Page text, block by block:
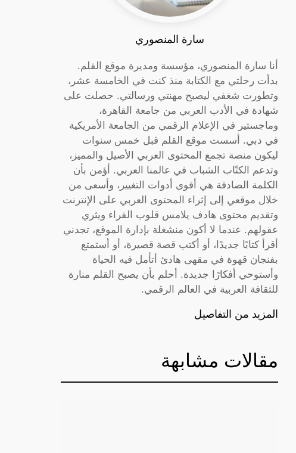
سارة المنصوري
أنا سارة المنصوري، مؤسسة ومديرة موقع القلم.
بدأت رحلتي مع الكتابة منذ كنت في الخامسة عشر،
وتطورت شغفي ليصبح مهنتي ورسالتي. حصلت على
شهادة في الأدب العربي من جامعة القاهرة،
وماجستير في الإعلام الرقمي من الجامعة الأمريكية
في دبي. أسست موقع القلم قبل خمس سنوات
ليكون منصة تجمع المحتوى العربي الأصيل والمميز،
وتدعم الكتّاب الشباب في عالمنا العربي. أؤمن بأن
الكلمة الصادقة هي أقوى أدوات التغيير، وأسعى من
خلال موقعي إلى إثراء المحتوى العربي على الإنترنت
وتقديم محتوى هادف يلامس قلوب القراء ويثري
عقولهم. عندما لا أكون منشغلة بإدارة الموقع، تجدني
أقرأ كتابًا جديدًا، أو أكتب قصة قصيرة، أو أستمتع
بفنجان قهوة في مقهى هادئ أتأمل فيه الحياة
وأستوحي أفكارًا جديدة. أحلم بأن يصبح القلم منارة
للثقافة العربية في العالم الرقمي.
المزيد من التفاصيل
مقالات مشابهة